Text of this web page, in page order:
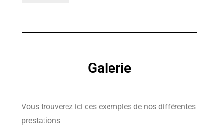
Galerie
Vous trouverez ici des exemples de nos différentes
prestations